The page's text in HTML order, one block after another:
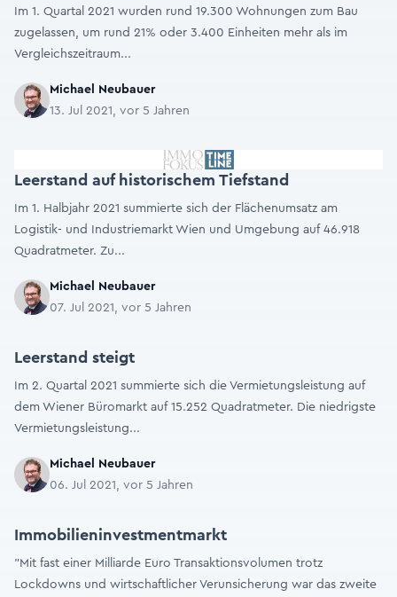
Im 1. Quartal 2021 wurden rund 19.300 Wohnungen zum Bau
zugelassen, um rund 21% oder 3.400 Einheiten mehr als im
Vergleichszeitraum...
Michael Neubauer
13. Jul 2021, vor 5 Jahren
Leerstand auf historischem Tiefstand
Im 1. Halbjahr 2021 summierte sich der Flächenumsatz am
Logistik- und Industriemarkt Wien und Umgebung auf 46.918
Quadratmeter. Zu...
Michael Neubauer
07. Jul 2021, vor 5 Jahren
Leerstand steigt
Im 2. Quartal 2021 summierte sich die Vermietungsleistung auf
dem Wiener Büromarkt auf 15.252 Quadratmeter. Die niedrigste
Vermietungsleistung...
Michael Neubauer
06. Jul 2021, vor 5 Jahren
Immobilieninvestmentmarkt
"Mit fast einer Milliarde Euro Transaktionsvolumen trotz
Lockdowns und wirtschaftlicher Verunsicherung war das zweite